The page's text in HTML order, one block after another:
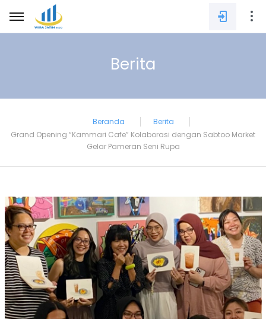
Password
Berita
Beranda
Berita
Grand Opening “Kammari Cafe” Kolaborasi dengan Sabtoo Market
Gelar Pameran Seni Rupa